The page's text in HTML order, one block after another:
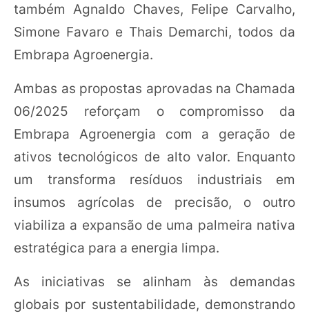
também Agnaldo Chaves, Felipe Carvalho,
Simone Favaro e Thais Demarchi, todos da
Embrapa Agroenergia.
Ambas as propostas aprovadas na Chamada
06/2025 reforçam o compromisso da
Embrapa Agroenergia com a geração de
ativos tecnológicos de alto valor. Enquanto
um transforma resíduos industriais em
insumos agrícolas de precisão, o outro
viabiliza a expansão de uma palmeira nativa
estratégica para a energia limpa.
As iniciativas se alinham às demandas
globais por sustentabilidade, demonstrando